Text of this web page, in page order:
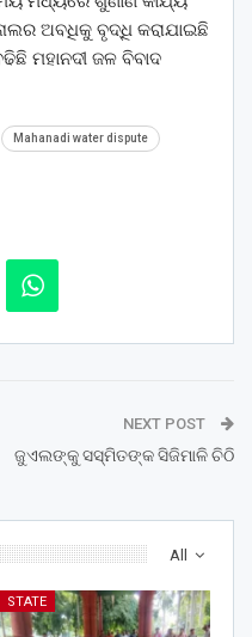
ଅବଧିକୁ ବୃଦ୍ଧି କରାଯାଇଛି
ମହାନଦୀ ଜଳ ବିବାଦ
Mahanadi water dispute
NEXT POST
ଜୁଏଲଙ୍କୁ ସସ୍ମିତଙ୍କ ସିଜିମାଳି ଚିଠି
All
STATE